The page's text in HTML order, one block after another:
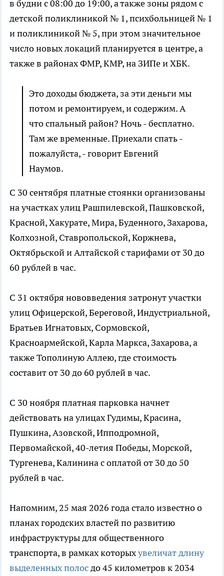
в будни с 08:00 до 19:00, а также зоны рядом с
детской поликлиникой № 1, психбольницей № 1
и поликлиникой № 5, при этом значительное
число новых локаций планируется в центре, а
также в районах ФМР, КМР, на ЗИПе и ХБК.
Это доходы бюджета, за эти деньги мы
потом и ремонтируем, и содержим. А
что спальный район? Ночь - бесплатно.
Там же временные. Приехали спать -
пожалуйста, - говорит Евгений
Наумов.
С 30 сентября платные стоянки организованы
на участках улиц Рашпилевской, Пашковской,
Красной, Хакурате, Мира, Буденного, Захарова,
Колхозной, Ставропольской, Коржнева,
Октябрьской и Алтайской с тарифами от 30 до
60 рублей в час.
С 31 октября нововведения затронут участки
улиц Офицерской, Береговой, Индустриальной,
Братьев Игнатовых, Сормовской,
Красноармейской, Карла Маркса, Захарова, а
также Тополиную Аллею, где стоимость
составит от 30 до 60 рублей в час.
С 30 ноября платная парковка начнет
действовать на улицах Гудимы, Красина,
Пушкина, Азовской, Ипподромной,
Первомайской, 40-летия Победы, Морской,
Тургенева, Калинина с оплатой от 30 до 50
рублей в час.
Напомним, 25 мая 2026 года стало известно о
планах городских властей по развитию
инфраструктуры для общественного
транспорта, в рамках которыхувеличат длину
выделенных полосдо 45 километров к 2034